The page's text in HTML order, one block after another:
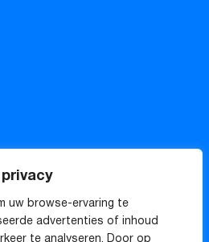
uw browse-ervaring te
advertenties of inhoud